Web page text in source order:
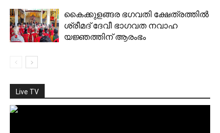
കൈക്കുളങ്ങര ഭഗവതി ക്ഷേത്രത്തില്‍
ശ്രീമദ് ദേവീ ഭാഗവത നവാഹ
യജ്ഞത്തിന് ആരംഭം
Live TV